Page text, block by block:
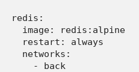
  redis:
    image: redis:alpine
    restart: always
    networks:
      - back